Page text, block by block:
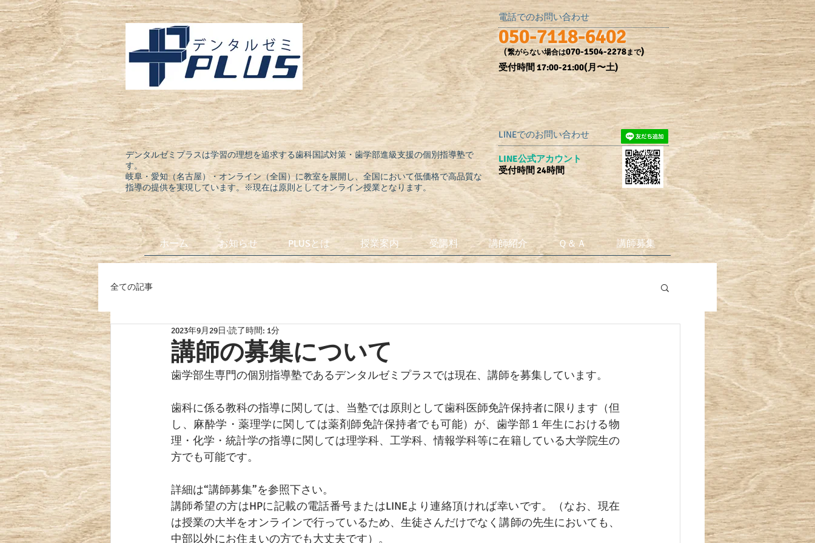
デンタルゼミプラスは学習の理想を追求する歯科国試対策・歯学部進級支援の個別指導塾で
す。
岐阜・愛知（名古屋）・オンライン（全国）に教室を展開し、全国において低価格で高品質な
指導の提供を実現しています。※現在は原則としてオンライン授業となります。
電話でのお問い合わせ
050-7118-6402
（繋がらない場合は070-1504-2278まで)
受付時間​ 17:00-21:00(月〜土)
LINEでのお問い合わせ
​LINE公式アカウント
受付時間 24時間
ホーム お知らせ PLUSとは 授業案内 受講料 講師紹介 Ｑ＆Ａ 講師募集
全ての記事
講師の募集について
2023年9月29日 読了時間: 1分
歯学部生専門の個別指導塾であるデンタルゼミプラスでは現在、講師を募集しています。
歯科に係る教科の指導に関しては、当塾では原則として歯科医師免許保持者に限ります（但
し、麻酔学・薬理学に関しては薬剤師免許保持者でも可能）が、歯学部１年生における物
理・化学・統計学の指導に関しては理学科、工学科、情報学科等に在籍している大学院生の
方でも可能です。
詳細は“講師募集”を参照下さい。
講師希望の方はHPに記載の電話番号またはLINEより連絡頂ければ幸いです。（なお、現在
は授業の大半をオンラインで行っているため、生徒さんだけでなく講師の先生においても、
中部以外にお住まいの方でも大丈夫です）。